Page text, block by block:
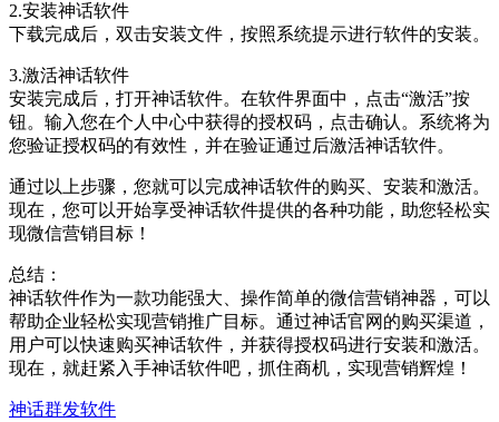
2.安装神话软件
下载完成后，双击安装文件，按照系统提示进行软件的安装。
3.激活神话软件
安装完成后，打开神话软件。在软件界面中，点击“激活”按
钮。输入您在个人中心中获得的授权码，点击确认。系统将为
您验证授权码的有效性，并在验证通过后激活神话软件。
通过以上步骤，您就可以完成神话软件的购买、安装和激活。
现在，您可以开始享受神话软件提供的各种功能，助您轻松实
现微信营销目标！
总结：
神话软件作为一款功能强大、操作简单的微信营销神器，可以
帮助企业轻松实现营销推广目标。通过神话官网的购买渠道，
用户可以快速购买神话软件，并获得授权码进行安装和激活。
现在，就赶紧入手神话软件吧，抓住商机，实现营销辉煌！
神话群发软件